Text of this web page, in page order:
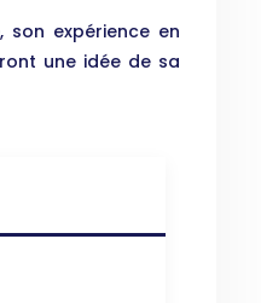
expérience en
une idée de sa